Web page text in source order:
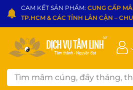
CAM KẾT SẢN PHẨM: CUNG CẤP
TP.HCM & CÁC TỈNH LÂN CẬN –